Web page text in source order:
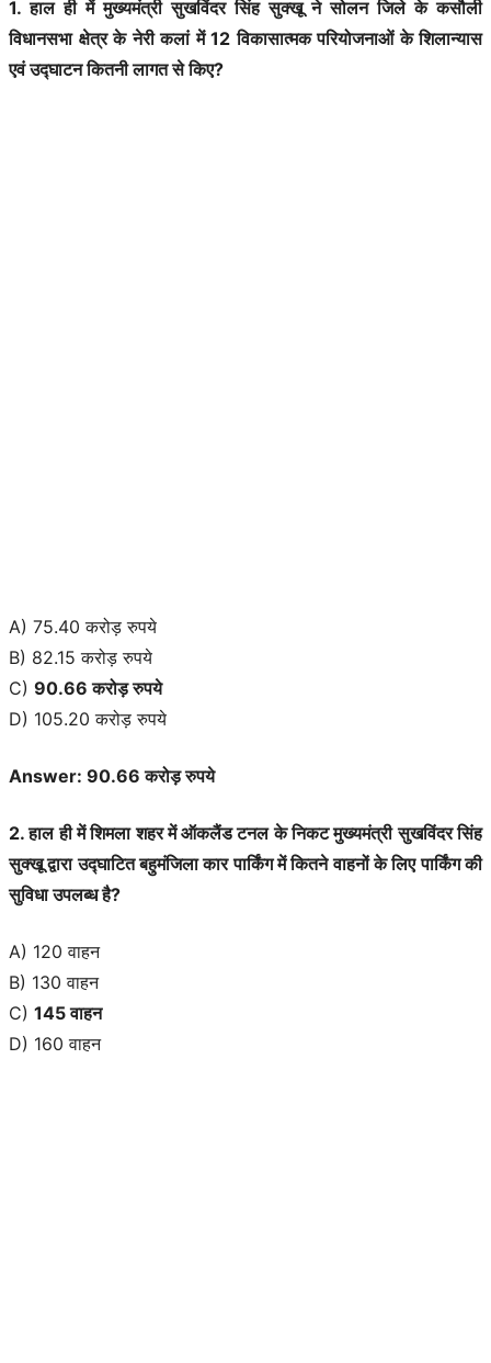
1. हाल ही में मुख्यमंत्री सुखविंदर सिंह सुक्खू ने सोलन जिले के कसौली
विधानसभा क्षेत्र के नेरी कलां में 12 विकासात्मक परियोजनाओं के शिलान्यास
एवं उद्घाटन कितनी लागत से किए?
A) 75.40 करोड़ रुपये
B) 82.15 करोड़ रुपये
C) 90.66 करोड़ रुपये
D) 105.20 करोड़ रुपये
Answer: 90.66 करोड़ रुपये
2. हाल ही में शिमला शहर में ऑकलैंड टनल के निकट मुख्यमंत्री सुखविंदर सिंह
सुक्खू द्वारा उद्घाटित बहुमंजिला कार पार्किंग में कितने वाहनों के लिए पार्किंग की
सुविधा उपलब्ध है?
A) 120 वाहन
B) 130 वाहन
C) 145 वाहन
D) 160 वाहन